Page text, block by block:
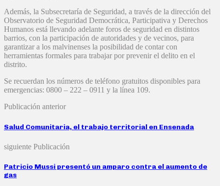
Además, la Subsecretaría de Seguridad, a través de la dirección del
Observatorio de Seguridad Democrática, Participativa y Derechos
Humanos está llevando adelante foros de seguridad en distintos
barrios, con la participación de autoridades y de vecinos, para
garantizar a los malvinenses la posibilidad de contar con
herramientas formales para trabajar por prevenir el delito en el
distrito.
Se recuerdan los números de teléfono gratuitos disponibles para
emergencias: 0800 – 222 – 0911 y la línea 109.
Publicación anterior
Salud Comunitaria, el trabajo territorial en Ensenada
siguiente Publicación
Patricio Mussi presentó un amparo contra el aumento de
gas